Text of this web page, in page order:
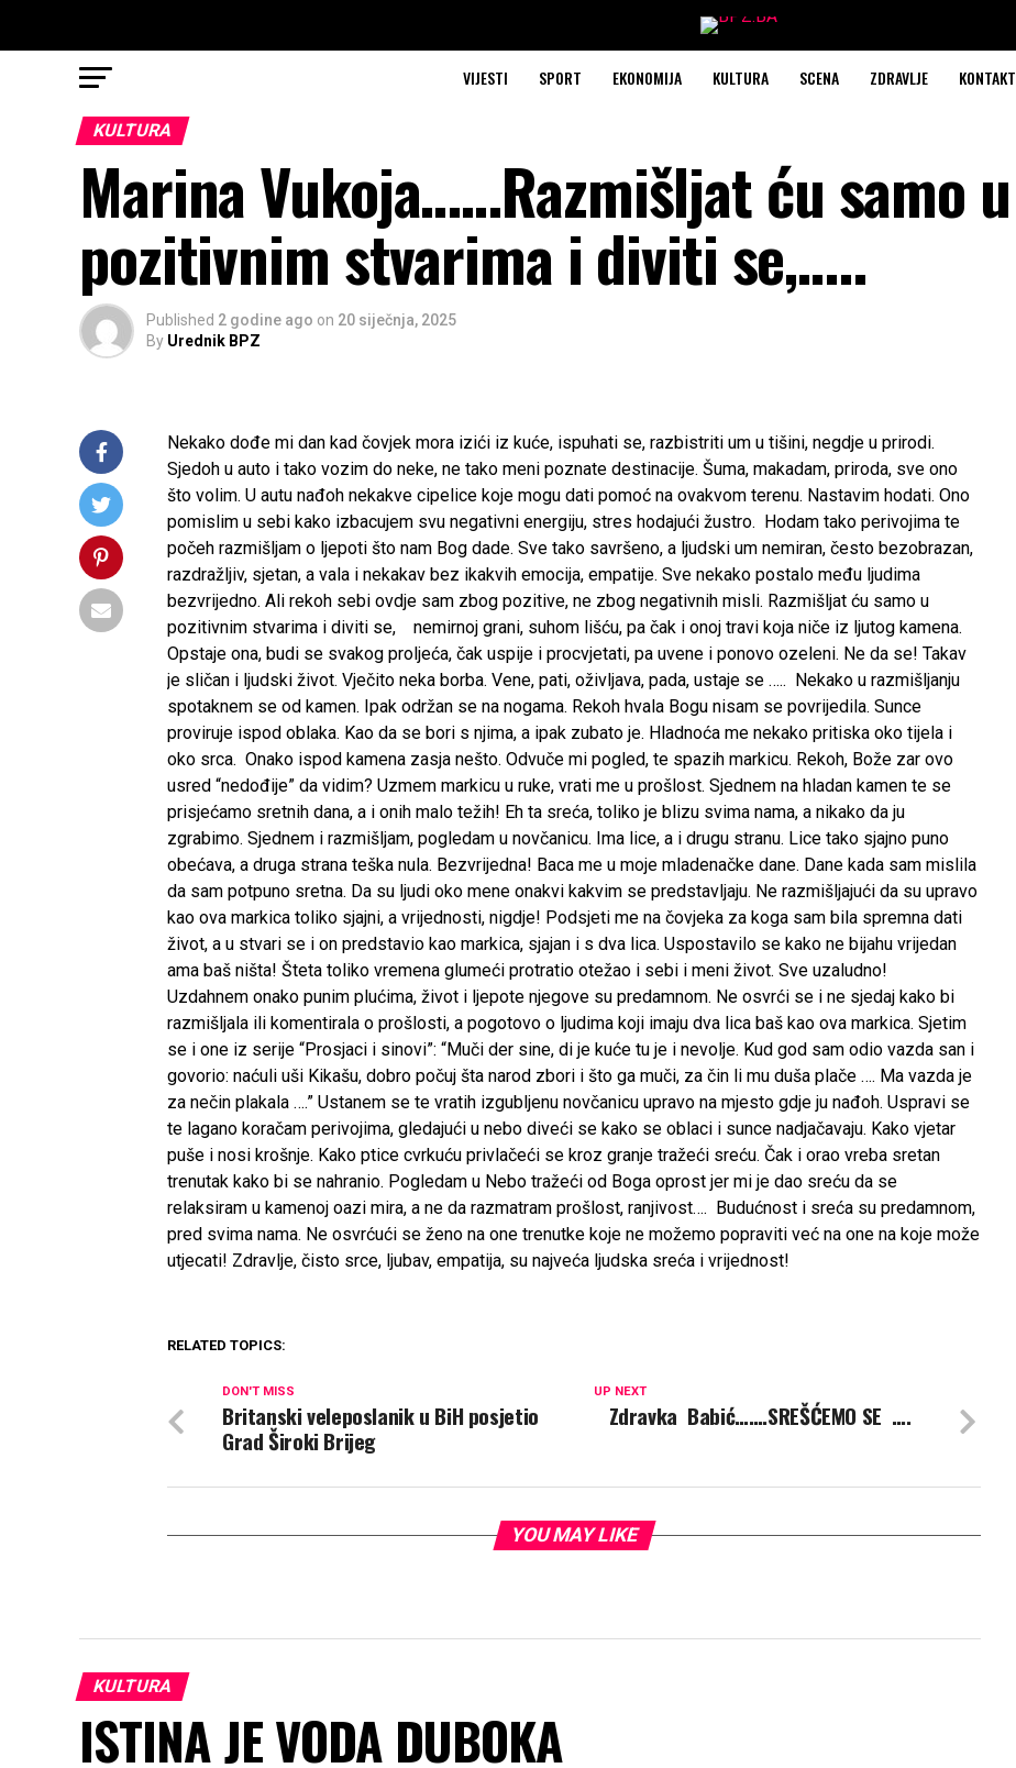
VIJESTI SPORT EKONOMIJA KULTURA SCENA ZDRAVLJE KONTAKT
KULTURA
Marina Vukoja……Razmišljat ću samo u
pozitivnim stvarima i diviti se,…..
Published 2 godine ago on 20 siječnja, 2025
By Urednik BPZ
Nekako dođe mi dan kad čovjek mora izići iz kuće, ispuhati se, razbistriti um u tišini, negdje u prirodi.
Sjedoh u auto i tako vozim do neke, ne tako meni poznate destinacije. Šuma, makadam, priroda, sve ono
što volim. U autu nađoh nekakve cipelice koje mogu dati pomoć na ovakvom terenu. Nastavim hodati. Ono
pomislim u sebi kako izbacujem svu negativni energiju, stres hodajući žustro. Hodam tako perivojima te
počeh razmišljam o ljepoti što nam Bog dade. Sve tako savršeno, a ljudski um nemiran, često bezobrazan,
razdražljiv, sjetan, a vala i nekakav bez ikakvih emocija, empatije. Sve nekako postalo među ljudima
bezvrijedno. Ali rekoh sebi ovdje sam zbog pozitive, ne zbog negativnih misli. Razmišljat ću samo u
pozitivnim stvarima i diviti se,
nemirnoj grani, suhom lišću, pa čak i onoj travi koja niče iz ljutog kamena.
Opstaje ona, budi se svakog proljeća, čak uspije i procvjetati, pa uvene i ponovo ozeleni. Ne da se! Takav
je sličan i ljudski život. Vječito neka borba. Vene, pati, oživljava, pada, ustaje se ….. Nekako u razmišljanju
spotaknem se od kamen. Ipak održan se na nogama. Rekoh hvala Bogu nisam se povrijedila. Sunce
proviruje ispod oblaka. Kao da se bori s njima, a ipak zubato je. Hladnoća me nekako pritiska oko tijela i
oko srca. Onako ispod kamena zasja nešto. Odvuče mi pogled, te spazih markicu. Rekoh, Bože zar ovo
usred “nedođije” da vidim? Uzmem markicu u ruke, vrati me u prošlost. Sjednem na hladan kamen te se
prisjećamo sretnih dana, a i onih malo težih! Eh ta sreća, toliko je blizu svima nama, a nikako da ju
zgrabimo. Sjednem i razmišljam, pogledam u novčanicu. Ima lice, a i drugu stranu. Lice tako sjajno puno
obećava, a druga strana teška nula. Bezvrijedna! Baca me u moje mladenačke dane. Dane kada sam mislila
da sam potpuno sretna. Da su ljudi oko mene onakvi kakvim se predstavljaju. Ne razmišljajući da su upravo
kao ova markica toliko sjajni, a vrijednosti, nigdje! Podsjeti me na čovjeka za koga sam bila spremna dati
život, a u stvari se i on predstavio kao markica, sjajan i s dva lica. Uspostavilo se kako ne bijahu vrijedan
ama baš ništa! Šteta toliko vremena glumeći protratio otežao i sebi i meni život. Sve uzaludno!
Uzdahnem onako punim plućima, život i ljepote njegove su predamnom. Ne osvrći se i ne sjedaj kako bi
razmišljala ili komentirala o prošlosti, a pogotovo o ljudima koji imaju dva lica baš kao ova markica. Sjetim
se i one iz serije “Prosjaci i sinovi”: “Muči der sine, di je kuće tu je i nevolje. Kud god sam odio vazda san i
govorio: naćuli uši Kikašu, dobro počuj šta narod zbori i što ga muči, za čin li mu duša plače …. Ma vazda je
za nečin plakala ….” Ustanem se te vratih izgubljenu novčanicu upravo na mjesto gdje ju nađoh. Uspravi se
te lagano koračam perivojima, gledajući u nebo diveći se kako se oblaci i sunce nadjačavaju. Kako vjetar
puše i nosi krošnje. Kako ptice cvrkuću privlačeći se kroz granje tražeći sreću. Čak i orao vreba sretan
trenutak kako bi se nahranio. Pogledam u Nebo tražeći od Boga oprost jer mi je dao sreću da se
relaksiram u kamenoj oazi mira, a ne da razmatram prošlost, ranjivost…. Budućnost i sreća su predamnom,
pred svima nama. Ne osvrćući se ženo na one trenutke koje ne možemo popraviti već na one na koje može
utjecati! Zdravlje, čisto srce, ljubav, empatija, su najveća ljudska sreća i vrijednost!
RELATED TOPICS:
UP NEXT
Zdravka Babić…….SREŠĆEMO SE ….
DON'T MISS
Britanski veleposlanik u BiH posjetio
Grad Široki Brijeg
YOU MAY LIKE
KULTURA
ISTINA JE VODA DUBOKA